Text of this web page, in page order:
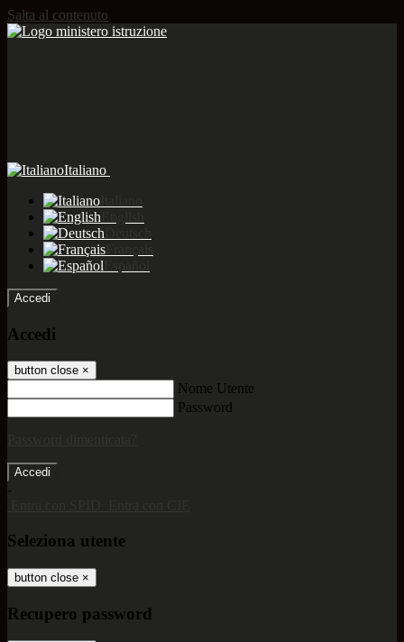
Salta al contenuto
Italiano
Accedi
Accedi
button close ×
Nome Utente
Password
-
Seleziona utente
button close ×
Recupero password